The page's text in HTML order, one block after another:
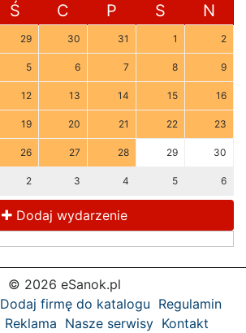
Ś C P S N
29 30 31 1 2
5 6 7 8 9
12 13 14 15 16
19 20 21 22 23
26 27 28 29 30
2 3 4 5 6
Dodaj wydarzenie
© 2026 eSanok.pl
Dodaj firmę do katalogu Regulamin
Reklama Nasze serwisy Kontakt